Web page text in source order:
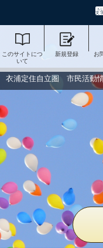
このサイトにつ
いて
新規登録 お
衣浦定住自立圏 市民活動